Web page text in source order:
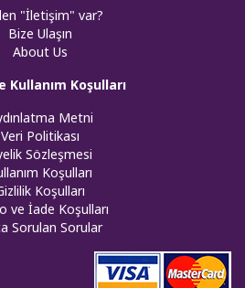
"İletişim" var?
Bize Ulaşın
About Us
Kullanım Koşulları
Metni
Veri Politikası
Sözleşmesi
Koşulları
Koşulları
ve İade Koşulları
Sorulan Sorular